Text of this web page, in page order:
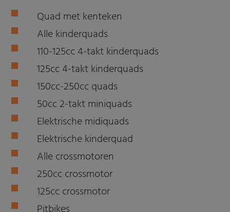
Quad met kenteken
Alle kinderquads
110-125cc 4-takt kinderquads
125cc 4-takt kinderquads
150cc-250cc quads
50cc 2-takt miniquads
Elektrische midiquads
Elektrische kinderquad
Alle crossmotoren
250cc crossmotor
125cc crossmotor